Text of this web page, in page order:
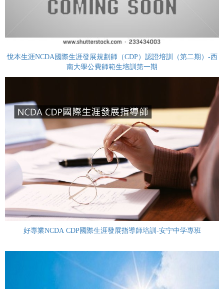
悅本生涯NCDA國際生涯發展規劃師（CDP）認證培訓（第二期）-西
南大學公費師範生培訓第一期
好專業NCDA CDP國際生涯發展指導師培訓-安宁中学專班